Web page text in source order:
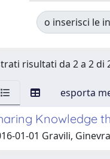
o inserisci le
risultati da 2 a 2 di
esporta
Knowledge
01-01 Gravili, Ginevra